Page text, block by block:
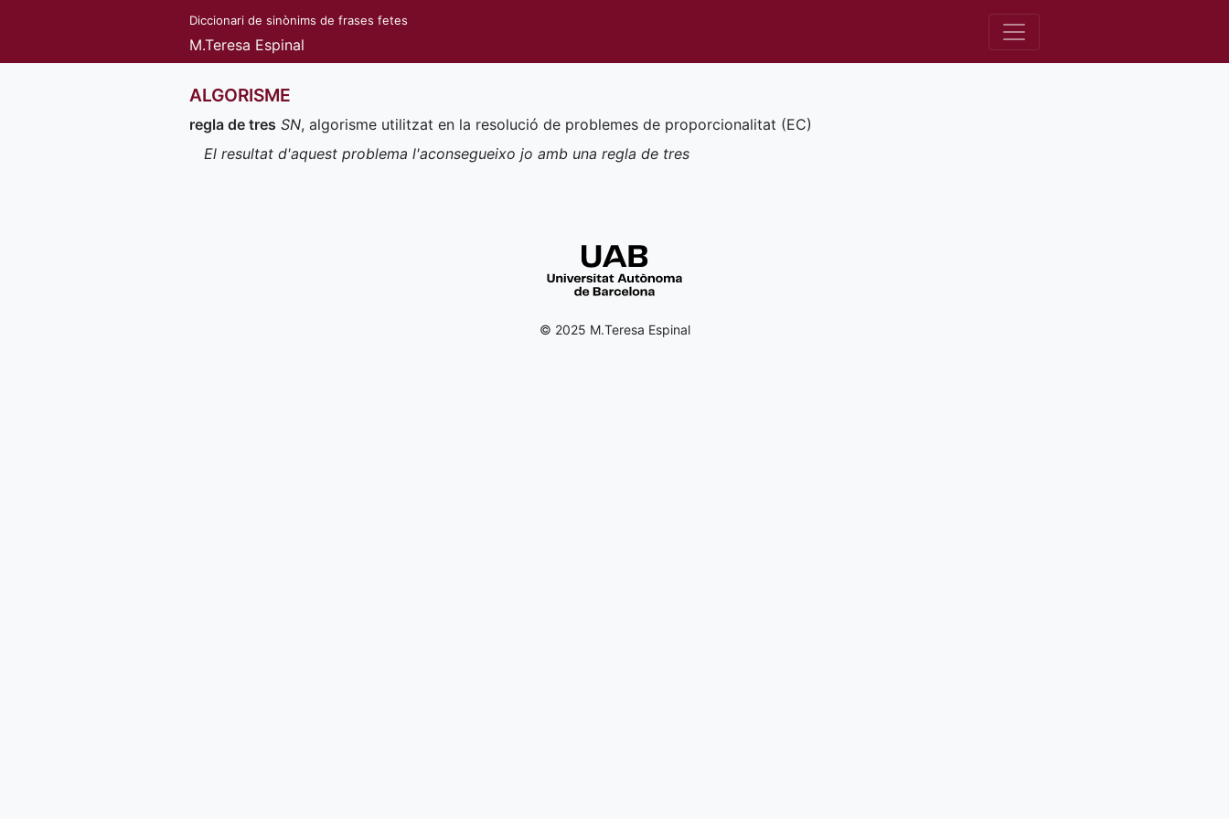
Diccionari de sinònims de frases fetes
M.Teresa Espinal
ALGORISME
regla de tres SN, algorisme utilitzat en la resolució de problemes de proporcionalitat (EC)
El resultat d'aquest problema l'aconsegueixo jo amb una regla de tres
© 2025 M.Teresa Espinal